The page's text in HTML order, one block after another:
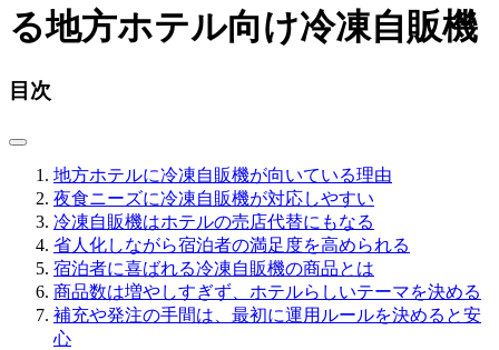
る地方ホテル向け冷凍自販機
目次
地方ホテルに冷凍自販機が向いている理由
夜食ニーズに冷凍自販機が対応しやすい
冷凍自販機はホテルの売店代替にもなる
省人化しながら宿泊者の満足度を高められる
宿泊者に喜ばれる冷凍自販機の商品とは
商品数は増やしすぎず、ホテルらしいテーマを決める
補充や発注の手間は、最初に運用ルールを決めると安
心